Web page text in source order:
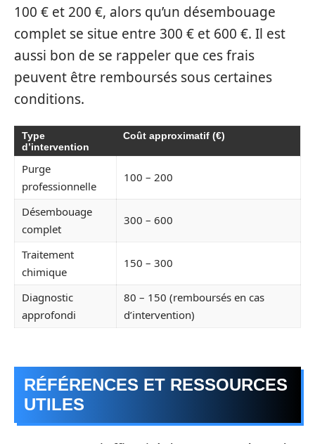
100 € et 200 €, alors qu’un désembouage
complet se situe entre 300 € et 600 €. Il est
aussi bon de se rappeler que ces frais
peuvent être remboursés sous certaines
conditions.
Type
d’intervention
Coût approximatif (€)
Purge
professionnelle
100 – 200
Désembouage
complet
300 – 600
Traitement
chimique
150 – 300
Diagnostic
approfondi
80 – 150 (remboursés en cas
d’intervention)
RÉFÉRENCES ET RESSOURCES
UTILES